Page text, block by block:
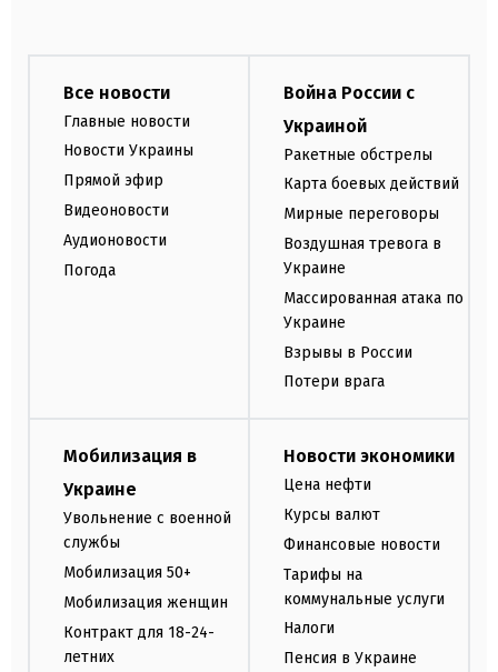
Все новости
Главные новости
Новости Украины
Прямой эфир
Видеоновости
Аудионовости
Погода
Война России с
Украиной
Ракетные обстрелы
Карта боевых действий
Мирные переговоры
Воздушная тревога в
Украине
Массированная атака по
Украине
Взрывы в России
Потери врага
Мобилизация в
Украине
Увольнение с военной
службы
Мобилизация 50+
Мобилизация женщин
Контракт для 18-24-
летних
Новости экономики
Цена нефти
Курсы валют
Финансовые новости
Тарифы на
коммунальные услуги
Налоги
Пенсия в Украине